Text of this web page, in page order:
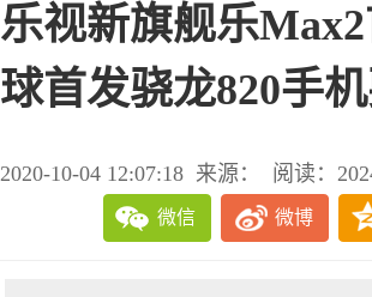
乐视新旗舰乐
球首发骁龙820手
2020-10-04 12:07:18 来源： 阅读：
微信 微博